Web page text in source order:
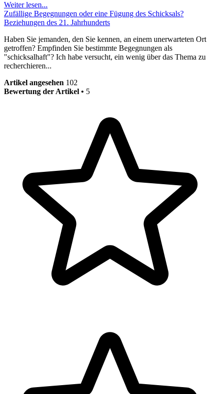
Weiter lesen...
Zufällige Begegnungen oder eine Fügung des Schicksals?
Beziehungen des 21. Jahrhunderts
Haben Sie jemanden, den Sie kennen, an einem unerwarteten Ort
getroffen? Empfinden Sie bestimmte Begegnungen als
"schicksalhaft"? Ich habe versucht, ein wenig über das Thema zu
recherchieren...
Artikel angesehen 102
Bewertung der Artikel • 5